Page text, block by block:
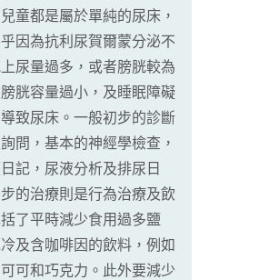
童都是屬於單純的尿床，
因為抗利尿賀爾蒙分泌不
尿量過多，或者膀胱較為
胱容量過小，及睡眠障礙
致尿床。一般初步的診斷
問，基本的神經學檢查，
記，尿液分析及排尿日
的治療則是行為治療及飲
了平時減少食用過多鹽
及含咖啡因的飲料，例如
可和巧克力。此外要減少